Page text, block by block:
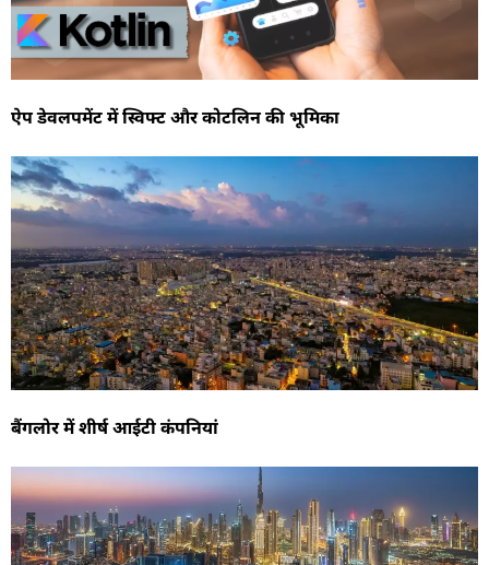
ऐप डेवलपमेंट में स्विफ्ट और कोटलिन की भूमिका
बैंगलोर में शीर्ष आईटी कंपनियां